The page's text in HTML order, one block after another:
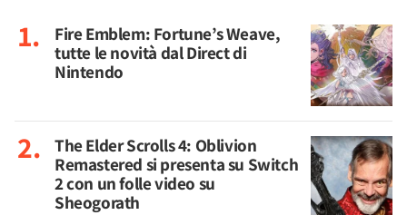
Fire Emblem: Fortune’s Weave,
tutte le novità dal Direct di
Nintendo
The Elder Scrolls 4: Oblivion
Remastered si presenta su Switch
2 con un folle video su
Sheogorath